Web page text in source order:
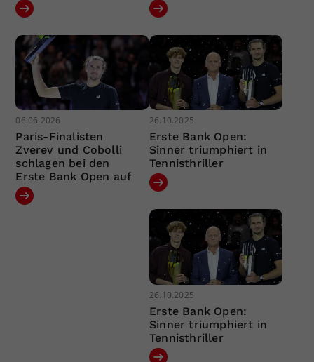
06.06.2026
Paris-Finalisten
Zverev und Cobolli
schlagen bei den
Erste Bank Open auf
26.10.2025
Erste Bank Open:
Sinner triumphiert in
Tennisthriller
26.10.2025
Erste Bank Open:
Sinner triumphiert in
Tennisthriller